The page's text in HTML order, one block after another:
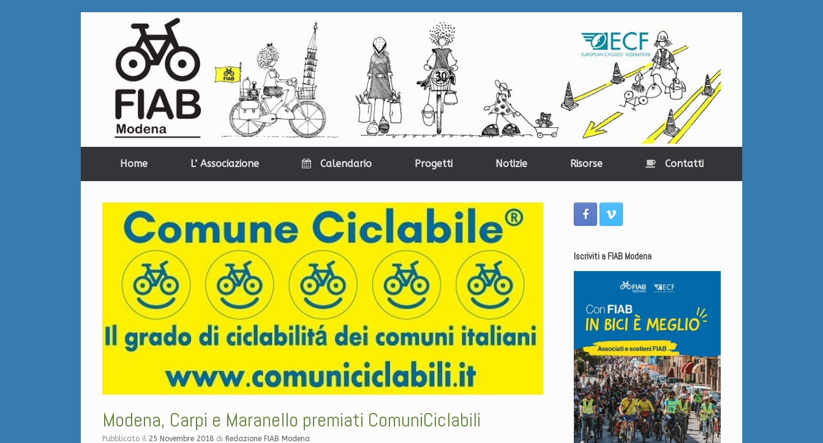
Home L’ Associazione Calendario Progetti Notizie Risorse Contatti
Modena, Carpi e Maranello premiati ComuniCiclabili
Pubblicato il 25 Novembre 2018 di Redazione FIAB Modena
Iscriviti a FIAB Modena